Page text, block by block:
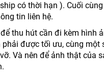
có thời hạn ). Cuối
tin liên hệ.
thu hút cần đi kèm hình
phải được tối ưu, cùng một
Và nên để ảnh thật của